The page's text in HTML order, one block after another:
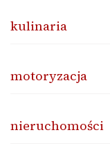
kulinaria
motoryzacja
nieruchomości